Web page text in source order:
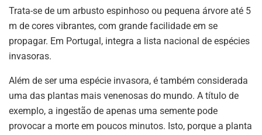
Trata-se de um arbusto espinhoso ou pequena árvore até 5
m de cores vibrantes, com grande facilidade em se
propagar. Em Portugal, integra a lista nacional de espécies
invasoras.
Além de ser uma espécie invasora, é também considerada
uma das plantas mais venenosas do mundo. A título de
exemplo, a ingestão de apenas uma semente pode
provocar a morte em poucos minutos. Isto, porque a planta